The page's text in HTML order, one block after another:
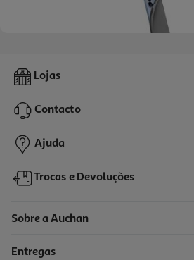
Capa Chroma Cellularline Samsung A17
14,99 €
Lojas
Contacto
Ajuda
Trocas e Devoluções
Sobre a Auchan
Entregas